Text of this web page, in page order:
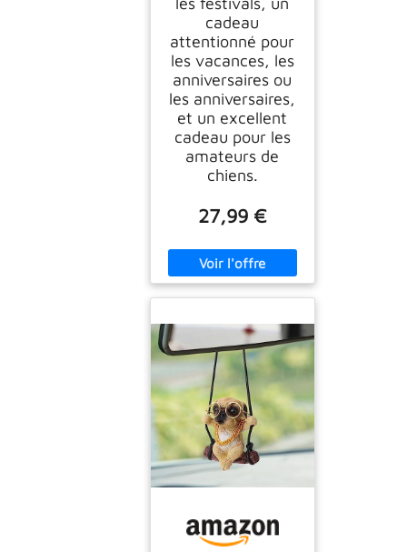
cadeau
attentionné pour
les vacances, les
anniversaires ou
les anniversaires,
et un excellent
cadeau pour les
amateurs de
chiens.
27,99 €